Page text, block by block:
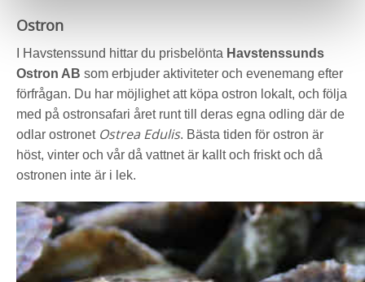
Ostron
I Havstenssund hittar du prisbelönta Havstenssunds
Ostron AB som erbjuder aktiviteter och evenemang efter
förfrågan. Du har möjlighet att köpa ostron lokalt, och följa
med på ostronsafari året runt till deras egna odling där de
odlar ostronet Ostrea Edulis. Bästa tiden för ostron är
höst, vinter och vår då vattnet är kallt och friskt och då
ostronen inte är i lek.